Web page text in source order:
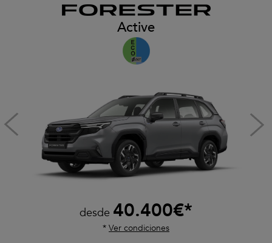
Active
desde 40.400€*
* Ver condiciones